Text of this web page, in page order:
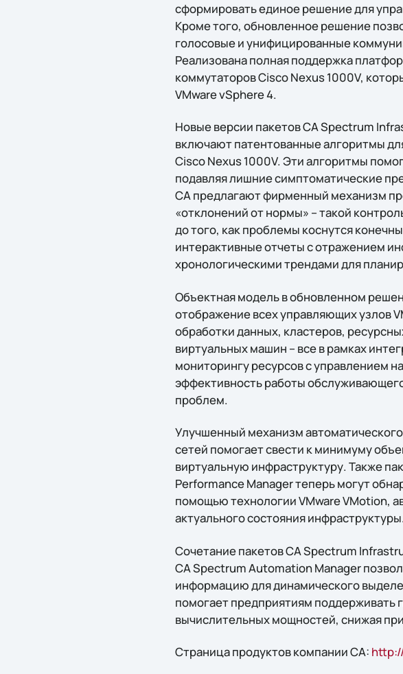
сформировать единое решение для
Кроме того, обновленное решение
голосовые и унифицированные
Реализована полная поддержка
коммутаторов Cisco Nexus 1000V,
VMware vSphere 4.
Новые версии пакетов CA Spectrum
включают патентованные алгоритмы
Cisco Nexus 1000V. Эти алгоритмы
подавляя лишние симптоматические
CA предлагают фирменный механизм
«отклонений от нормы» – такой
до того, как проблемы коснутся
интерактивные отчеты с отражением
хронологическими трендами для
Объектная модель в обновленном
отображение всех управляющих узлов
обработки данных, кластеров,
виртуальных машин – все в рамках
мониторингу ресурсов с управлением
эффективность работы
проблем.
Улучшенный механизм
сетей помогает свести к минимуму
виртуальную инфраструктуру. Также
Performance Manager теперь могут
помощью технологии VMware VMotion,
актуального состояния инфраструктуры.
Сочетание пакетов CA Spectrum
CA Spectrum Automation Manager
информацию для динамического
помогает предприятиям поддерживать
вычислительных мощностей, снижая
Страница продуктов компании CA: